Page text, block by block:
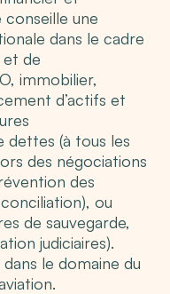
une
dans le cadre
et de
immobilier,
d’actifs et
(à tous les
des négociations
des
ou
de sauvegarde,
judiciaires).
le domaine du